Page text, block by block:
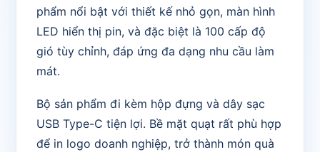
phẩm nổi bật với thiết kế nhỏ gọn, màn hình
LED hiển thị pin, và đặc biệt là 100 cấp độ
gió tùy chỉnh, đáp ứng đa dạng nhu cầu làm
mát.
Bộ sản phẩm đi kèm hộp đựng và dây sạc
USB Type-C tiện lợi. Bề mặt quạt rất phù hợp
để in logo doanh nghiệp, trở thành món quà